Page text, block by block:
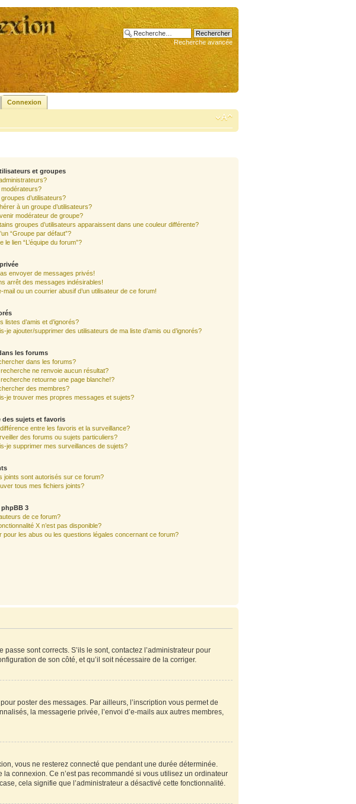
Recherche avancée
Connexion
et groupes
d’utilisateurs?
à un groupe d’utilisateurs?
modérateur de groupe?
groupes d’utilisateurs apparaissent dans une couleur différente?
“Groupe par défaut”?
le lien “L’équipe du forum”?
envoyer de messages privés!
arrêt des messages indésirables!
mail ou un courrier abusif d’un utilisateur de ce forum!
listes d’amis et d’ignorés?
je ajouter/supprimer des utilisateurs de ma liste d’amis ou d’ignorés?
les forums
dans les forums?
ne renvoie aucun résultat?
retourne une page blanche!?
des membres?
je trouver mes propres messages et sujets?
des sujets et favoris
entre les favoris et la surveillance?
des forums ou sujets particuliers?
je supprimer mes surveillances de sujets?
joints sont autorisés sur ce forum?
tous mes fichiers joints?
3
de ce forum?
X n’est pas disponible?
pour les abus ou les questions légales concernant ce forum?
sont corrects. S’ils le sont, contactez l’administrateur pour
de son côté, et qu’il soit nécessaire de la corriger.
poster des messages. Par ailleurs, l’inscription vous permet de
la messagerie privée, l’envoi d’e-mails aux autres membres,
vous ne resterez connecté que pendant une durée déterminée.
connexion. Ce n’est pas recommandé si vous utilisez un ordinateur
cela signifie que l’administrateur a désactivé cette fonctionnalité.